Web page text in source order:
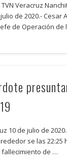
Veracruz
de 2020.- Cesar
de Operación de
10 de julio de
se las 22:25
de …